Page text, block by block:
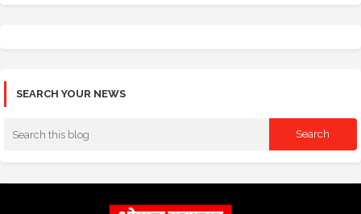
SEARCH YOUR NEWS